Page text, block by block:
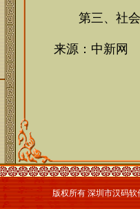
版权所有 深圳市汉码软